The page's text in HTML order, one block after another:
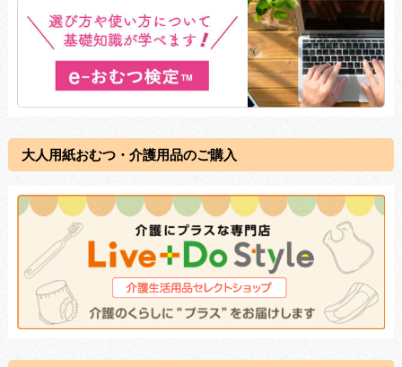
大人用紙おむつ・介護用品のご購入